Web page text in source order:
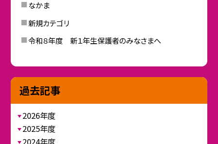
なかま
新規カテゴリ
令和８年度 新１年生保護者のみなさまへ
過去記事
2026年度
2025年度